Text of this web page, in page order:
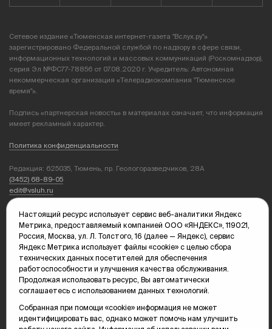
Сетевое издание «Тюменская интернет-газета "Вслух.ру"»
зарегистрировано Федеральной службой по надзору в сфере связи,
информационных технологий и массовых коммуникаций (Роскомнадзор),
серия Эл №ФС77-78856 от 07.08.2020 г. Учредитель: Автономная
некоммерческая организация «Телерадиокомпания "Тюменское
время"».
Подпись «партнерская новость» в материалах означает, что информация
имеет рекламный характер.
Политика конфиденциальности
Редакция: 625035, Тюмень, пр. Геологоразведчиков, 28А
(3452) 68-89-05
edit@vsluh.ru
Главный редактор: Панкина Т.Ю.
kika@vsluh.ru
По вопросам рекламы:
(3452) 68-89-78
kotovaev@sibinformburo.ru
mim@vsluh.ru
Настоящий ресурс использует сервис веб-аналитики Яндекс
Метрика, предоставляемый компанией ООО «ЯНДЕКС», 119021,
Россия, Москва, ул. Л. Толстого, 16 (далее — Яндекс), сервис
Яндекс Метрика использует файлы «cookie» с целью сбора
технических данных посетителей для обеспечения
работоспособности и улучшения качества обслуживания.
Продолжая использовать ресурс, Вы автоматически
соглашаетесь с использованием данных технологий.
Собранная при помощи «cookie» информация не может
идентифицировать вас, однако может помочь нам улучшить